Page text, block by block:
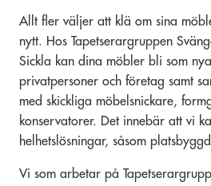
Allt fler väljer att klä om sina
nytt. Hos Tapetserargruppen
Sickla kan dina möbler bli som
privatpersoner och företag samt
med skickliga möbelsnickare,
konservatorer. Det innebär att vi
helhetslösningar, såsom
Vi som arbetar på